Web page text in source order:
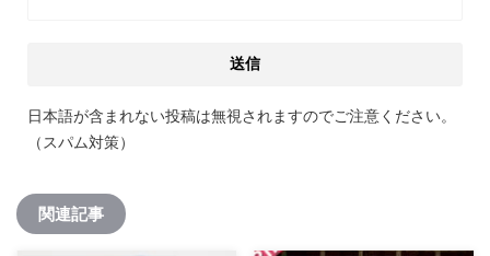
日本語が含まれない投稿は無視されますのでご注意ください。
（スパム対策）
関連記事